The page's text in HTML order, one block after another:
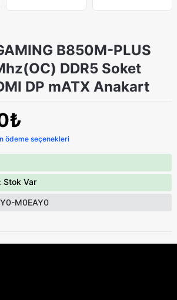
B850M-PLUS
DDR5 Soket
DP mATX Anakart
ödeme seçenekleri
Stok Var
M0EAY0